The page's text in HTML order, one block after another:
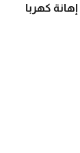
كهربا